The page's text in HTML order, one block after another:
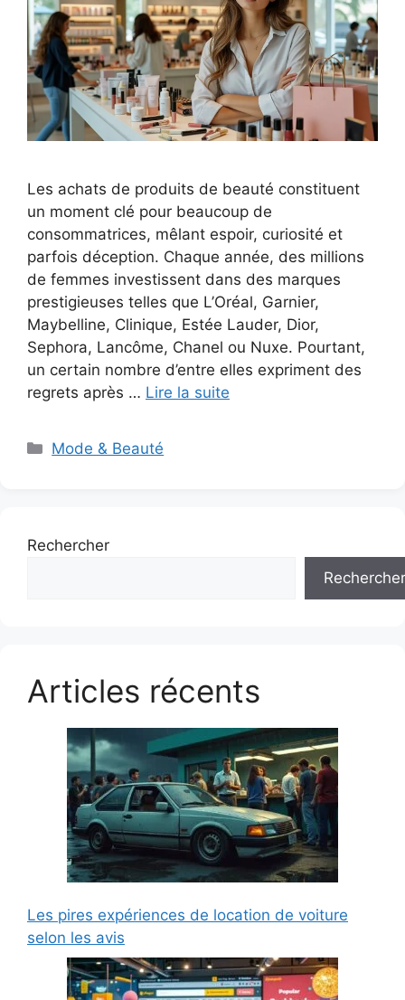
Les achats de produits de beauté constituent
un moment clé pour beaucoup de
consommatrices, mêlant espoir, curiosité et
parfois déception. Chaque année, des millions
de femmes investissent dans des marques
prestigieuses telles que L’Oréal, Garnier,
Maybelline, Clinique, Estée Lauder, Dior,
Sephora, Lancôme, Chanel ou Nuxe. Pourtant,
un certain nombre d’entre elles expriment des
regrets après … Lire la suite
Catégories
Mode & Beauté
Rechercher
Rechercher
Articles récents
Les pires expériences de location de voiture
selon les avis